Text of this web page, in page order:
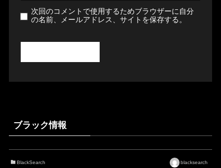
次回のコメントで使用するためブラウザーに自分
の名前、メールアドレス、サイトを保存する。
ブラック情報
BlackSearch blacksearch